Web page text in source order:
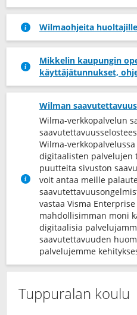
Wilmaohjeita
Mikkelin kaupungin
käyttäjätunnukset,
Wilman
Wilma-verkkopalvelun
Wilma-
digitaalisten palvelujen
puutteita sivuston
voit antaa meille
vastaa Visma
mahdollisimman moni
digitaalisia
saavutettavuuden
palvelujemme
Tuppuralan koulu